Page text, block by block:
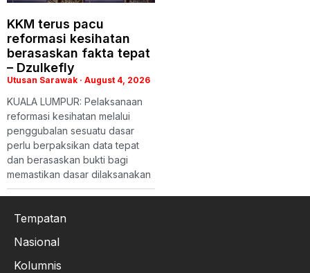
KKM terus pacu
reformasi kesihatan
berasaskan fakta tepat
– Dzulkefly
Utusan Sarawak August 4, 2026
KUALA LUMPUR: Pelaksanaan
reformasi kesihatan melalui
penggubalan sesuatu dasar
perlu berpaksikan data tepat
dan berasaskan bukti bagi
memastikan dasar dilaksanakan
Tempatan
Nasional
Kolumnis